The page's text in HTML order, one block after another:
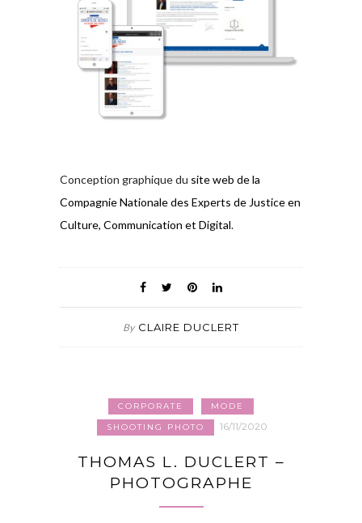
Conception graphique du site web de la
Compagnie Nationale des Experts de Justice en
Culture, Communication et Digital.
By CLAIRE DUCLERT
CORPORATE
MODE
SHOOTING PHOTO
16/11/2020
THOMAS L. DUCLERT –
PHOTOGRAPHE